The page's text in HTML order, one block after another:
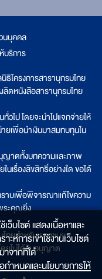
นบุคคล
บริการ
ธิโครงการสารานุกรมไทย
ลิตหนังสือสารานุกรมไทย
วไป โดยจะนำไปแจกจ่ายให้
ยเพื่อนำเงินมาสมทบทุนใน
ญาตทั้งบทความและภาพ
นเรื่องลิขสิทธิ์อย่างใด ขอได้
าบเพื่อพิจารณาแก้ไขความ
ระคุณยิ่ง
ทยสำหรับเยาวชนฯ
ยไม่ได้รับอนุญาต
ว็บไซต์ แสดงเนื้อหาและ
ห์การเข้าใช้งานเว็บไซต์
าจากที่ใด๋
กำหนดและนโยบายการให้